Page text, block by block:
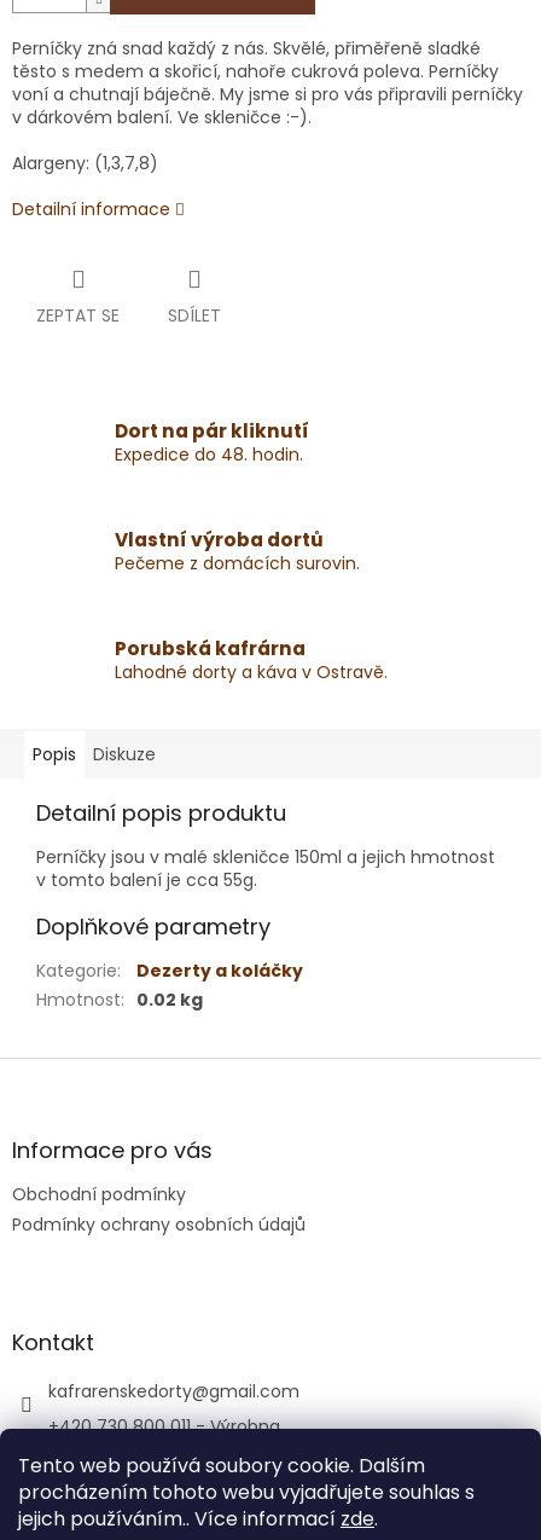
Tento web používá soubory cookie. Dalším
procházením tohoto webu vyjadřujete souhlas s
jejich používáním.. Více informací zde.
Perníčky zná snad každý z nás. Skvělé, přiměřeně sladké
těsto s medem a skořicí, nahoře cukrová poleva. Perníčky
voní a chutnají báječně. My jsme si pro vás připravili perníčky
v dárkovém balení. Ve skleničce :-).
Alargeny: (1,3,7,8)
Detailní informace
ZEPTAT SE SDÍLET
Dort na pár kliknutí
Expedice do 48. hodin.
Vlastní výroba dortů
Pečeme z domácích surovin.
Porubská kafrárna
Lahodné dorty a káva v Ostravě.
Popis Diskuze
Detailní popis produktu
Perníčky jsou v malé skleničce 150ml a jejich hmotnost
v tomto balení je cca 55g.
Doplňkové parametry
Kategorie:
Dezerty a koláčky
Hmotnost: 0.02 kg
Z
aInformace pro vás
Obchodní podmínky
Podmínky ochrany osobních údajů
Kontakt
kafrarenskedorty@gmail.com
+420 730 800 011 - Výrobna
+420 733 769 344 - Kavárna
porubskakafrarna/